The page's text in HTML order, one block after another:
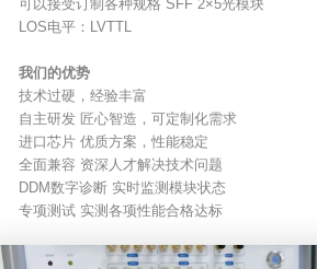
可以接受订制各种规格 SFF 2×5光模块
LOS电平：LVTTL
我们的优势
技术过硬，经验丰富
自主研发 匠心智造，可定制化需求
进口芯片 优质方案，性能稳定
全面兼容 资深人才解决技术问题
DDM数字诊断 实时监测模块状态
专项测试 实测各项性能合格达标